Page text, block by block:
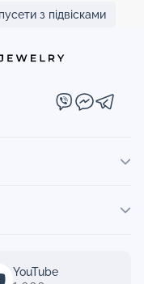
з підвісками
YouTube